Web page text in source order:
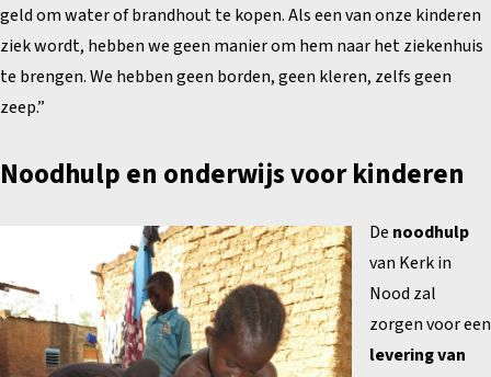
geld om water of brandhout te kopen. Als een van onze kinderen
ziek wordt, hebben we geen manier om hem naar het ziekenhuis
te brengen. We hebben geen borden, geen kleren, zelfs geen
zeep.”
Noodhulp en onderwijs voor kinderen
De noodhulp
van Kerk in
Nood zal
zorgen voor een
levering van